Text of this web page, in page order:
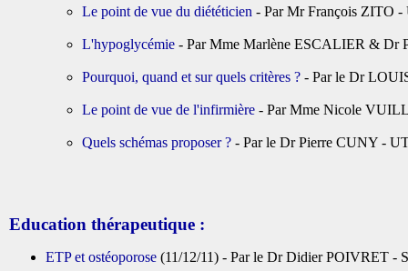
Le point de vue du diététicien - Par Mr François ZITO
L'hypoglycémie - Par Mme Marlène ESCALIER & Dr
Pourquoi, quand et sur quels critères ? - Par le Dr
Le point de vue de l'infirmière - Par Mme Nicole
Quels schémas proposer ? - Par le Dr Pierre CUNY -
Education thérapeutique :
ETP et ostéoporose (11/12/11) - Par le Dr Didier POIVRET -